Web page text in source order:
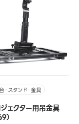
・スタンド・金具
ェクター用吊金具
）